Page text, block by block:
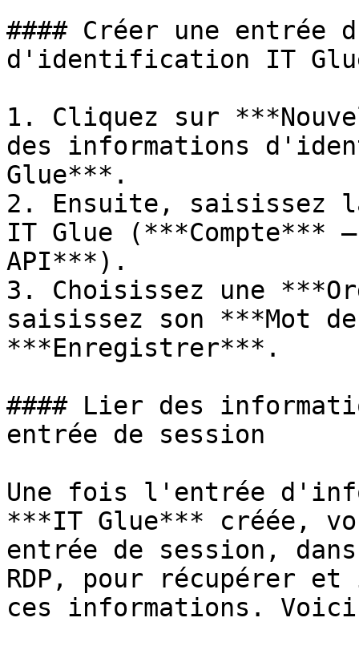
#### Créer une entrée
d'identification IT
1. Cliquez sur
des informations
Glue***.
2. Ensuite, saisissez
IT Glue (***Compte***
API***).
3. Choisissez une
saisissez son ***Mot
***Enregistrer***.
#### Lier des
entrée de session
Une fois l'entrée
***IT Glue*** créée,
entrée de session,
RDP, pour récupérer
ces informations. Voici